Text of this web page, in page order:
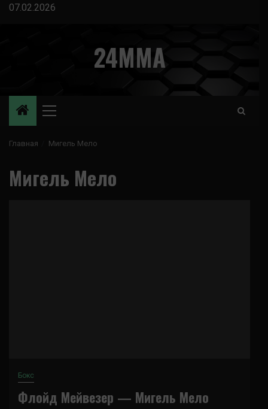
Перейти
07.02.2026
24MMA
Основное
Главная Мигель Мело
Мигель Мело
Бокс
Флойд Мейвезер — Мигель Мело